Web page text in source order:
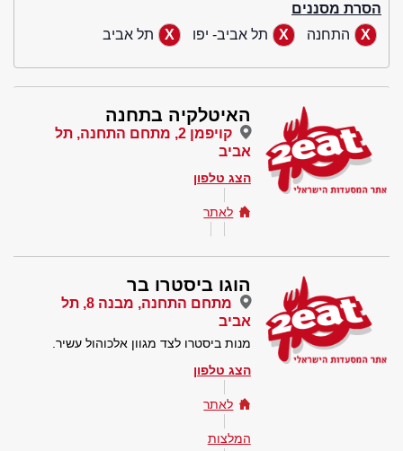
הסרת מסננים
התחנה
תל אביב- יפו תל אביב
האיטלקיה בתחנה
קויפמן 2, מתחם התחנה, תל
אביב
הצג טלפון
לאתר
הוגו ביסטרו בר
מתחם התחנה, מבנה 8, תל
אביב
מנות ביסטרו לצד מגוון אלכוהול עשיר.
הצג טלפון
לאתר
המלצות